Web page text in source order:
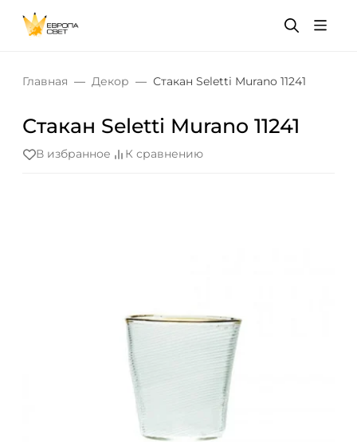
Главная Декор Стакан Seletti Murano 11241
Стакан Seletti Murano 11241
В избранное К сравнению